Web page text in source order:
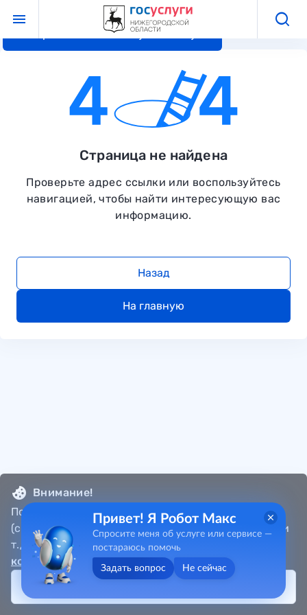
Перейти к основному контенту
Страница не найдена
Проверьте адрес ссылки или воспользуйтесь
навигацией, чтобы найти интересующую вас
информацию.
Назад
На главную
Внимание!
Портал собирает метаданные пользователя
(cookie, местоположение, данные об IP-адресах и
т.д.) в соответствии сПолитикой
конфиденциальности.
Привет! Я Робот Макс
Спросите меня об услуге или сервисе —
постараюсь помочь
Задать вопрос Не сейчас